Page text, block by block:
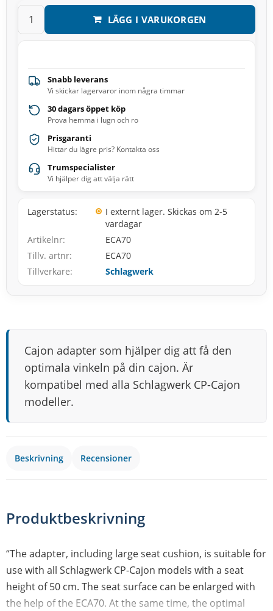
LÄGG I VARUKORGEN
Snabb leverans
Vi skickar lagervaror inom några timmar
30 dagars öppet köp
Prova hemma i lugn och ro
Prisgaranti
Hittar du lägre pris? Kontakta oss
Trumspecialister
Vi hjälper dig att välja rätt
Lagerstatus
I externt lager. Skickas om 2-5
vardagar
Artikelnr
ECA70
Tillv. artnr
ECA70
Tillverkare
Schlagwerk
Cajon adapter som hjälper dig att få den
optimala vinkeln på din cajon. Är
kompatibel med alla Schlagwerk CP-Cajon
modeller.
Beskrivning Recensioner
Produktbeskrivning
“The adapter, including large seat cushion, is suitable for
use with all Schlagwerk CP-Cajon models with a seat
height of 50 cm. The seat surface can be enlarged with
the help of the ECA70. At the same time, the optimal